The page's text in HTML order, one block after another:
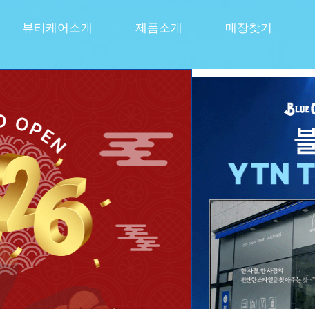
뷰티케어소개 제품소개 매장찾기
선사하다
쏘는